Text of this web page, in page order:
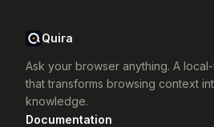
Quira
Ask your browser anything. A
that transforms browsing context
knowledge.
Documentation